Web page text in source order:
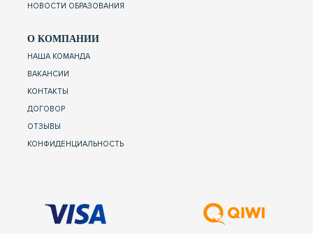
НОВОСТИ ОБРАЗОВАНИЯ
О КОМПАНИИ
НАША КОМАНДА
ВАКАНСИИ
КОНТАКТЫ
ДОГОВОР
ОТЗЫВЫ
КОНФИДЕНЦИАЛЬНОСТЬ